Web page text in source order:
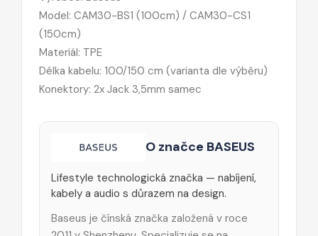
Model: CAM30-BS1 (100cm) / CAM30-CS1
(150cm)
Materiál: TPE
Délka kabelu: 100/150 cm (varianta dle výběru)
Konektory: 2x Jack 3,5mm samec
O značce BASEUS
Lifestyle technologická značka — nabíjení,
kabely a audio s důrazem na design.
Baseus je čínská značka založená v roce